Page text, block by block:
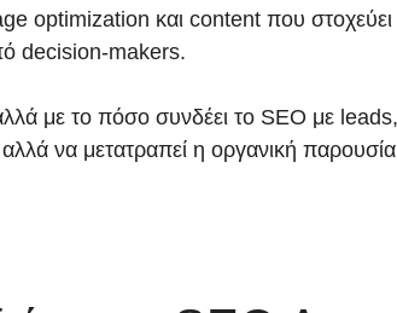
optimization και content που
decision-makers.
με το πόσο συνδέει το SEO με
να μετατραπεί η οργανική παρουσία